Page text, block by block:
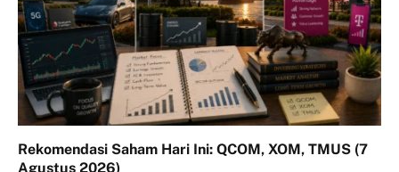
Rekomendasi Saham Hari Ini: QCOM, XOM, TMUS (7
Agustus 2026)